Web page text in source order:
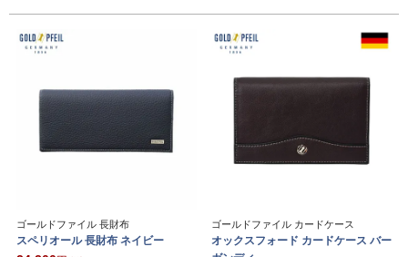
ゴールドファイル 長財布
スペリオール 長財布 ネイビー
ゴールドファイル カードケース
オックスフォード カードケース バー